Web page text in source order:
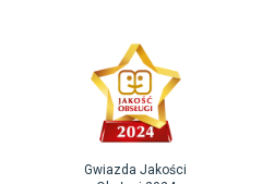
Gwiazda Jakości